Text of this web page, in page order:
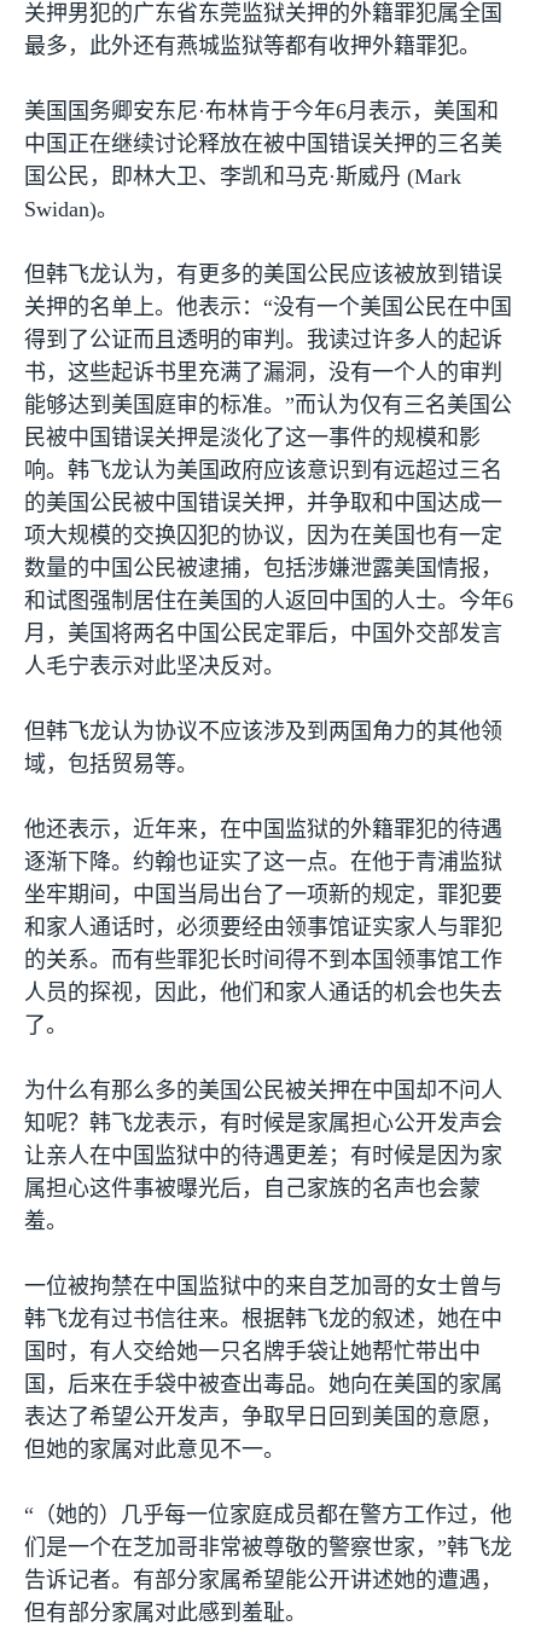
关押男犯的广东省东莞监狱关押的外籍罪犯属全国
最多，此外还有燕城监狱等都有收押外籍罪犯。
美国国务卿安东尼·布林肯于今年6月表示，美国和
中国正在继续讨论释放在被中国错误关押的三名美
国公民，即林大卫、李凯和马克·斯威丹 (Mark
Swidan)。
但韩飞龙认为，有更多的美国公民应该被放到错误
关押的名单上。他表示：“没有一个美国公民在中国
得到了公证而且透明的审判。我读过许多人的起诉
书，这些起诉书里充满了漏洞，没有一个人的审判
能够达到美国庭审的标准。”而认为仅有三名美国公
民被中国错误关押是淡化了这一事件的规模和影
响。韩飞龙认为美国政府应该意识到有远超过三名
的美国公民被中国错误关押，并争取和中国达成一
项大规模的交换囚犯的协议，因为在美国也有一定
数量的中国公民被逮捕，包括涉嫌泄露美国情报，
和试图强制居住在美国的人返回中国的人士。今年6
月，美国将两名中国公民定罪后，中国外交部发言
人毛宁表示对此坚决反对。
但韩飞龙认为协议不应该涉及到两国角力的其他领
域，包括贸易等。
他还表示，近年来，在中国监狱的外籍罪犯的待遇
逐渐下降。约翰也证实了这一点。在他于青浦监狱
坐牢期间，中国当局出台了一项新的规定，罪犯要
和家人通话时，必须要经由领事馆证实家人与罪犯
的关系。而有些罪犯长时间得不到本国领事馆工作
人员的探视，因此，他们和家人通话的机会也失去
了。
为什么有那么多的美国公民被关押在中国却不问人
知呢？韩飞龙表示，有时候是家属担心公开发声会
让亲人在中国监狱中的待遇更差；有时候是因为家
属担心这件事被曝光后，自己家族的名声也会蒙
羞。
一位被拘禁在中国监狱中的来自芝加哥的女士曾与
韩飞龙有过书信往来。根据韩飞龙的叙述，她在中
国时，有人交给她一只名牌手袋让她帮忙带出中
国，后来在手袋中被查出毒品。她向在美国的家属
表达了希望公开发声，争取早日回到美国的意愿，
但她的家属对此意见不一。
“（她的）几乎每一位家庭成员都在警方工作过，他
们是一个在芝加哥非常被尊敬的警察世家，”韩飞龙
告诉记者。有部分家属希望能公开讲述她的遭遇，
但有部分家属对此感到羞耻。